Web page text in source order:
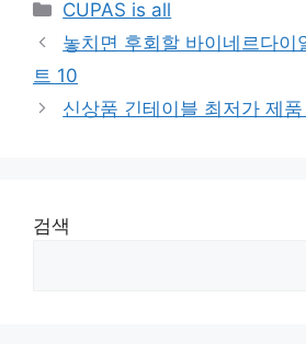
Categories
CUPAS is all
놓치면 후회할 바이네르다이
트 10
신상품 긴테이블 최저가 제
검색